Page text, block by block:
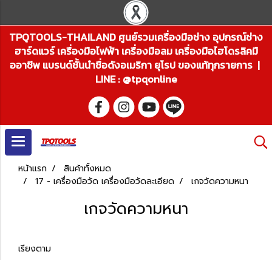
TPQTOOLS-THAILAND ศูนย์รวมเครื่องมือช่าง อุปกรณ์ช่าง
ฮาร์ดแวร์ เครื่องมือไฟฟ้า เครื่องมือลม เครื่องมือไฮโดรลิคมื
ออาชีพ แบรนด์ชั้นนำชื่อดังอเมริกา ยุโรป ของแท้ทุกรายการ |
LINE : @tpqonline
หน้าแรก
สินค้าทั้งหมด
17 - เครื่องมือวัด เครื่องมือวัดละเอียด
เกจวัดความหนา
เกจวัดความหนา
เรียงตาม